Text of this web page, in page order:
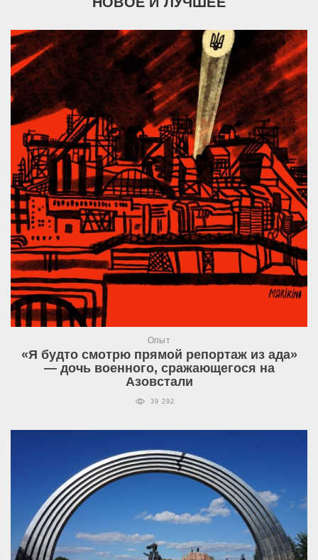
Опыт
«Я будто смотрю прямой репортаж из ада»
— дочь военного, сражающегося на
Азовстали
39 292